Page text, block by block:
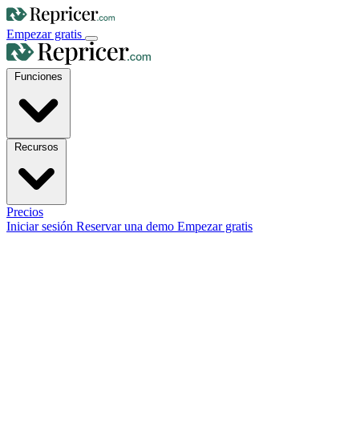
Empezar gratis
Precios
Iniciar sesión Reservar una demo Empezar gratis